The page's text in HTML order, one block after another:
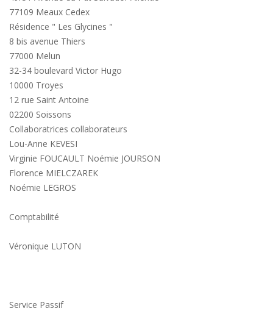
77109 Meaux Cedex
Résidence " Les Glycines "
8 bis avenue Thiers
77000 Melun
32-34 boulevard Victor Hugo
10000 Troyes
12 rue Saint Antoine
02200 Soissons
Collaboratrices collaborateurs
Lou-Anne KEVESI
Virginie FOUCAULT Noémie JOURSON
Florence MIELCZAREK
Noémie LEGROS
Comptabilité
Véronique LUTON
Service Passif